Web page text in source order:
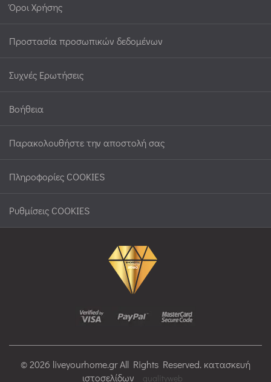
Όροι Χρήσης
Προστασία προσωπικών δεδομένων
Συχνές Ερωτήσεις
Βοήθεια
Παρακολουθήστε την αποστολή σας
Πληροφορίες COOKIES
Ρυθμίσεις COOKIES
© 2026 liveyourhome.gr All Rights Reserved. κατασκευή
ιστοσελίδων
qualityweb